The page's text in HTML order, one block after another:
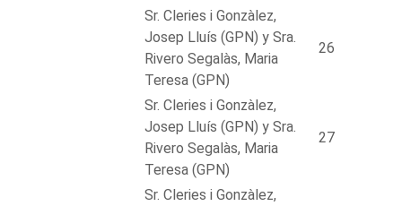
Sr. Cleries i Gonzàlez,
Josep Lluís (GPN) y Sra.
Rivero Segalàs, Maria
Teresa (GPN)
26
Sr. Cleries i Gonzàlez,
Josep Lluís (GPN) y Sra.
Rivero Segalàs, Maria
Teresa (GPN)
27
Sr. Cleries i Gonzàlez,